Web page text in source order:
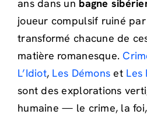
ans dans un bagne
joueur compulsif ruiné
transformé chacune de
matière romanesque.
L’Idiot, Les Démons et Les
sont des explorations
humaine — le crime, la